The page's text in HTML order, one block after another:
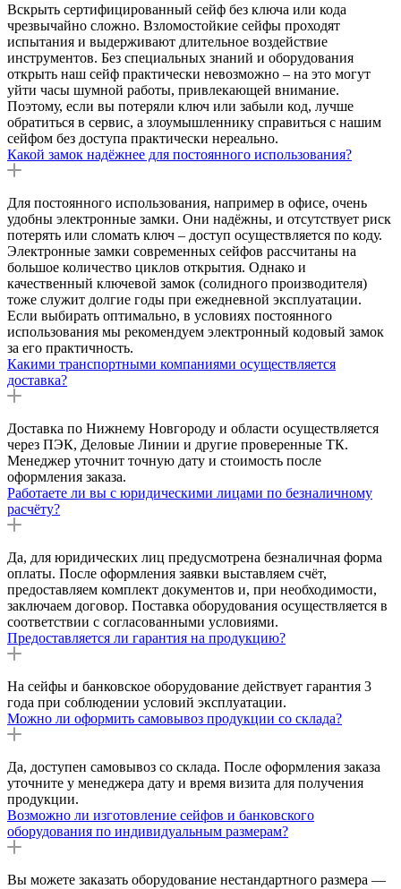
Вскрыть сертифицированный сейф без ключа или кода
чрезвычайно сложно. Взломостойкие сейфы проходят
испытания и выдерживают длительное воздействие
инструментов. Без специальных знаний и оборудования
открыть наш сейф практически невозможно – на это могут
уйти часы шумной работы, привлекающей внимание.
Поэтому, если вы потеряли ключ или забыли код, лучше
обратиться в сервис, а злоумышленнику справиться с нашим
сейфом без доступа практически нереально.
Какой замок надёжнее для постоянного использования?
Для постоянного использования, например в офисе, очень
удобны электронные замки. Они надёжны, и отсутствует риск
потерять или сломать ключ – доступ осуществляется по коду.
Электронные замки современных сейфов рассчитаны на
большое количество циклов открытия. Однако и
качественный ключевой замок (солидного производителя)
тоже служит долгие годы при ежедневной эксплуатации.
Если выбирать оптимально, в условиях постоянного
использования мы рекомендуем электронный кодовый замок
за его практичность.
Какими транспортными компаниями осуществляется
доставка?
Доставка по Нижнему Новгороду и области осуществляется
через ПЭК, Деловые Линии и другие проверенные ТК.
Менеджер уточнит точную дату и стоимость после
оформления заказа.
Работаете ли вы с юридическими лицами по безналичному
расчёту?
Да, для юридических лиц предусмотрена безналичная форма
оплаты. После оформления заявки выставляем счёт,
предоставляем комплект документов и, при необходимости,
заключаем договор. Поставка оборудования осуществляется в
соответствии с согласованными условиями.
Предоставляется ли гарантия на продукцию?
На сейфы и банковское оборудование действует гарантия 3
года при соблюдении условий эксплуатации.
Можно ли оформить самовывоз продукции со склада?
Да, доступен самовывоз со склада. После оформления заказа
уточните у менеджера дату и время визита для получения
продукции.
Возможно ли изготовление сейфов и банковского
оборудования по индивидуальным размерам?
Вы можете заказать оборудование нестандартного размера —